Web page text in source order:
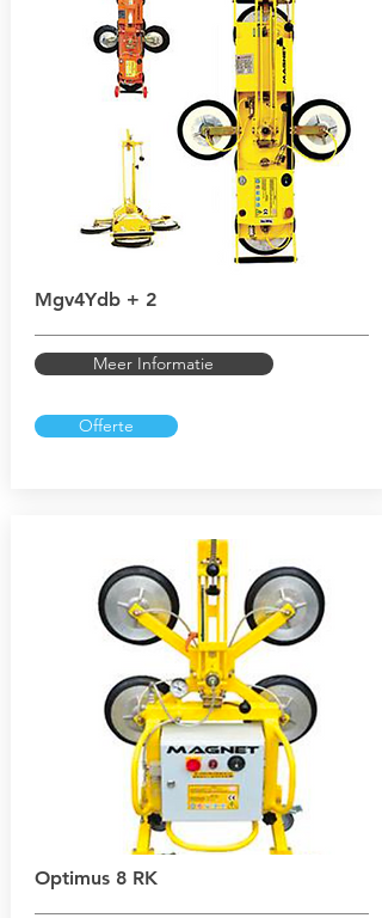
Mgv4Ydb + 2
Meer Informatie
Offerte
Optimus 8 RK